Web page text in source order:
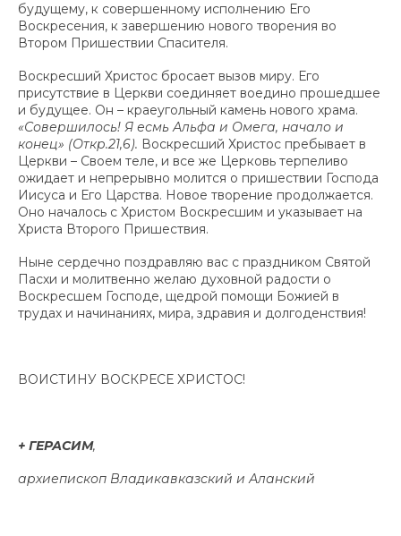
будущему, к совершенному исполнению Его
Воскресения, к завершению нового творения во
Втором Пришествии Спасителя.
Воскресший Христос бросает вызов миру. Его
присутствие в Церкви соединяет воедино прошедшее
и будущее. Он – краеугольный камень нового храма.
«Совершилось! Я есмь Альфа и Омега, начало и
конец» (Откр.21,6). Воскресший Христос пребывает в
Церкви – Своем теле, и все же Церковь терпеливо
ожидает и непрерывно молится о пришествии Господа
Иисуса и Его Царства. Новое творение продолжается.
Оно началось с Христом Воскресшим и указывает на
Христа Второго Пришествия.
Ныне сердечно поздравляю вас с праздником Святой
Пасхи и молитвенно желаю духовной радости о
Воскресшем Господе, щедрой помощи Божией в
трудах и начинаниях, мира, здравия и долгоденствия!
ВОИСТИНУ ВОСКРЕСЕ ХРИСТОС!
+ ГЕРАСИМ,
архиепископ Владикавказский и Аланский